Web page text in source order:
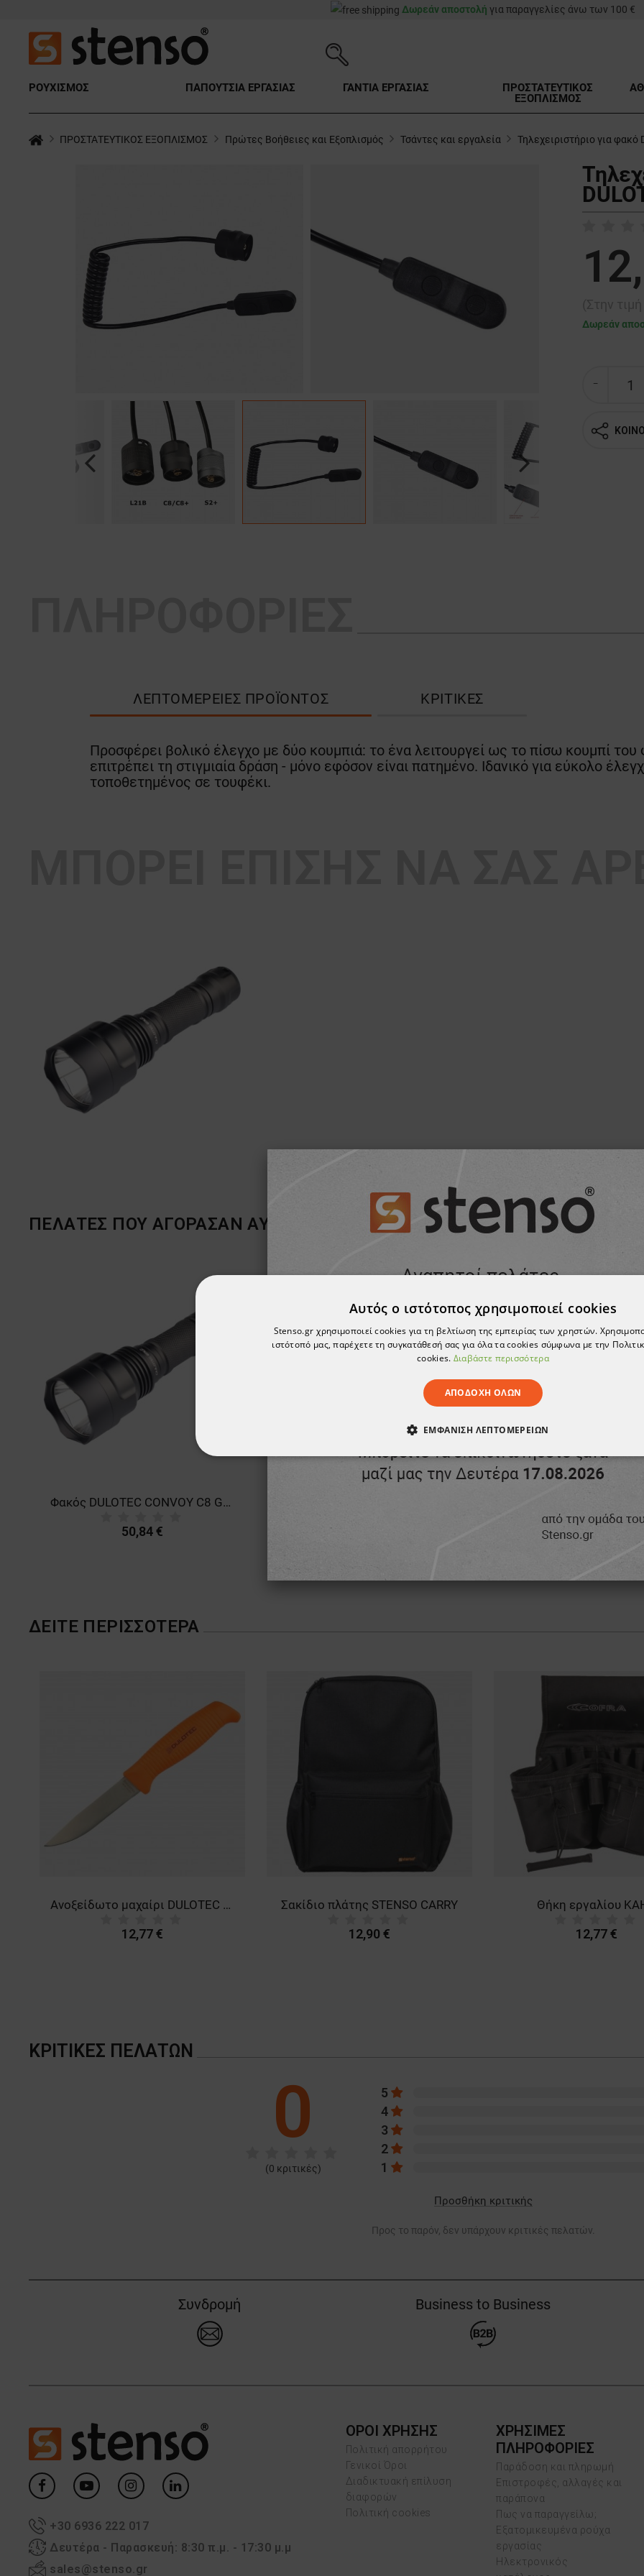
Δωρεάν αποστολή για παραγγελίες άνω των 100 €
ΡΟΥΧΙΣΜΟΣ ΠΑΠΟΥΤΣΙΑ ΕΡΓΑΣΙΑΣ ΓΑΝΤΙΑ ΕΡΓΑΣΙΑΣ
ΠΡΟΣΤΑΤΕΥΤΙΚΟΣ
ΕΞΟΠΛΙΣΜΟΣ
ΠΡΟΣΤΑΤΕΥΤΙΚΟΣ ΕΞΟΠΛΙΣΜΟΣ Πρώτες Βοήθειες και Εξοπλισμός Τσάντες και εργαλεία Τηλεχειριστήριο για φακό
Previous Next
Δωρεάν
ΛΕΠΤΟΜΈΡΕΙΕΣ ΠΡΟΪΌΝΤΟΣ ΚΡΙΤΙΚΈΣ
Προσφέρει βολικό έλεγχο με δύο κουμπιά: το ένα λειτουργεί ως το πίσω κουμπί
επιτρέπει τη στιγμιαία δράση - μόνο εφόσον είναι πατημένο. Ιδανικό για εύκολο
τοποθετημένος σε τουφέκι.
ΠΕΛΆΤΕΣ ΠΟΥ ΑΓΌΡΑΣΑΝ ΑΥΤΌ ΤΟ ΠΡΟΪΌΝ, ΑΓΌΡΑΣΑΝ ΕΠΊΣΗΣ:
Φακός DULOTEC CONVOY C8 GEN2
50,84 €
ΔΕΊΤΕ ΠΕΡΙΣΣΌΤΕΡΑ
Ανοξείδωτο μαχαίρι DULOTEC K110
12,77 €
Σακίδιο πλάτης STENSO CARRY
12,90 €
Θήκη εργαλίου
12,77 €
ΚΡΙΤΙΚΈΣ ΠΕΛΑΤΏΝ
0
(0 κριτικές)
5
4
3
2
1
Προσθήκη κριτικής
Προς το παρόν, δεν υπάρχουν κριτικές πελατών.
Συνδρομή Business to Business
+30 6936 222 017
Δευτέρα - Παρασκευή: 8:30 π.μ. - 17:30 μ.μ
sales@stenso.gr
ΟΡΟΙ ΧΡΗΣΗΣ
Πολιτική απορρήτου
Γενικοί Όροι
Διαδικτυακή επίλυση
διαφορών
Πολιτική cookies
ΧΡΗΣΙΜΕΣ
ΠΛΗΡΟΦΟΡΙΕΣ
Παράδοση και πληρωμή
Επιστροφές, αλλαγές και
παράπονα
Πως να παραγγείλω;
Εξατομικευμένα ρούχα
εργασίας
Ηλεκτρονικός
Αυτός ο ιστότοπος χρησιμοποιεί cookies
Stenso.gr χρησιμοποιεί cookies για τη βελτίωση της εμπειρίας των χρηστών.
ιστότοπό μας, παρέχετε τη συγκατάθεσή σας για όλα τα cookies σύμφωνα με την
cookies. Διαβάστε περισσότερα
ΑΠΟΔΟΧΉ ΌΛΩΝ
ΕΜΦΆΝΙΣΗ ΛΕΠΤΟΜΕΡΕΙΏΝ
ΑΠΟΛΎΤΩΣ ΑΠΑΡΑΊΤΗΤΑ ΑΠΌΔΟΣΗΣ ΣΤΌΧΕΥΣΗΣ